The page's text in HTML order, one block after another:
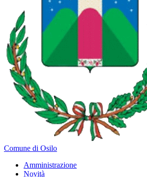
Comune di Osilo
Amministrazione
Novità